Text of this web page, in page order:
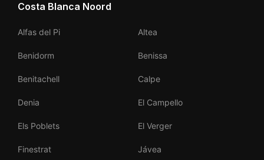
Costa Blanca Noord
Alfas del Pi Altea
Benidorm Benissa
Benitachell Calpe
Denia El Campello
Els Poblets El Verger
Finestrat Jávea